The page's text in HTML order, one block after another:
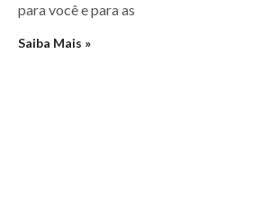
para você e para as
Saiba Mais »